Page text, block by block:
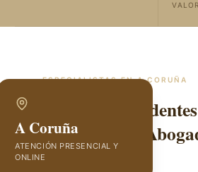
ESPECIALISTAS ENA CORUÑA
Abogados de
A Coruña | GVC
A Coruña
ATENCIÓN PRESENCIAL Y
ONLINE